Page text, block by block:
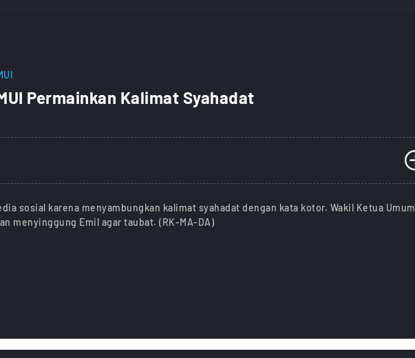
Permainkan Kalimat Syahadat
sosial karena menyambungkan kalimat syahadat dengan kata kotor. Wakil Ketua Umum
menyinggung Emil agar taubat. (RK-MA-DA)